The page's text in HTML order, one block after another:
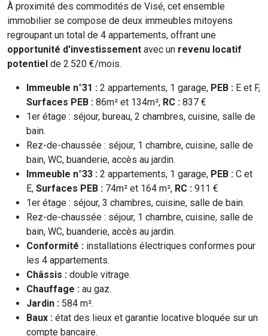
À proximité des commodités de Visé, cet ensemble
immobilier se compose de deux immeubles mitoyens
regroupant un total de 4 appartements, offrant une
opportunité d'investissement avec un revenu locatif
potentiel de 2.520 €/mois.
Immeuble n°31 : 2 appartements, 1 garage, PEB : E et F,
Surfaces PEB : 86m² et 134m², RC : 837 €
1er étage : séjour, bureau, 2 chambres, cuisine, salle de
bain.
Rez-de-chaussée : séjour, 1 chambre, cuisine, salle de
bain, WC, buanderie, accès au jardin.
Immeuble n°33 : 2 appartements, 1 garage, PEB : C et
E, Surfaces PEB : 74m² et 164 m², RC : 911 €
1er étage : séjour, 3 chambres, cuisine, salle de bain.
Rez-de-chaussée : séjour, 1 chambre, cuisine, salle de
bain, WC, buanderie, accès au jardin.
Conformité : installations électriques conformes pour
les 4 appartements.
Châssis : double vitrage.
Chauffage : au gaz.
Jardin : 584 m².
Baux : état des lieux et garantie locative bloquée sur un
compte bancaire.